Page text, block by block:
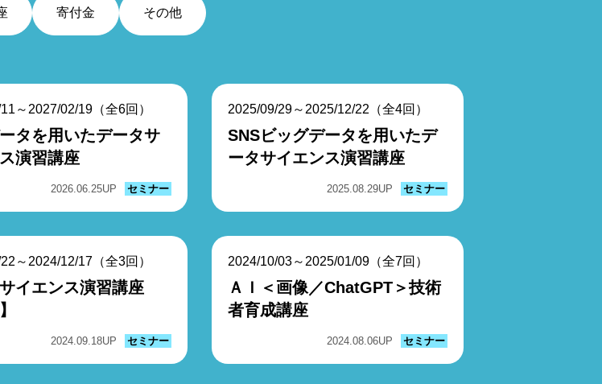
寄付金 その他
～2027/02/19（全6回）
タを用いたデータサ
演習講座
2026.06.25UP セミナー
2025/09/29～2025/12/22（全4回）
SNSビッグデータを用いたデ
ータサイエンス演習講座
2025.08.29UP セミナー
～2024/12/17（全3回）
イエンス演習講座
2024.09.18UP セミナー
2024/10/03～2025/01/09（全7回）
ＡＩ＜画像／ChatGPT＞技術
者育成講座
2024.08.06UP セミナー